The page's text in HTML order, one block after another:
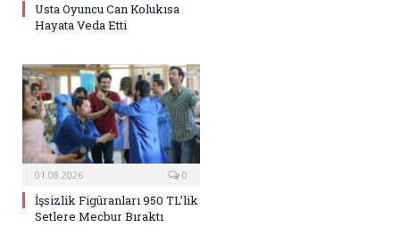
Usta Oyuncu Can Kolukısa
Hayata Veda Etti
01.08.2026 0
İşsizlik Figüranları 950 TL’lik
Setlere Mecbur Bıraktı